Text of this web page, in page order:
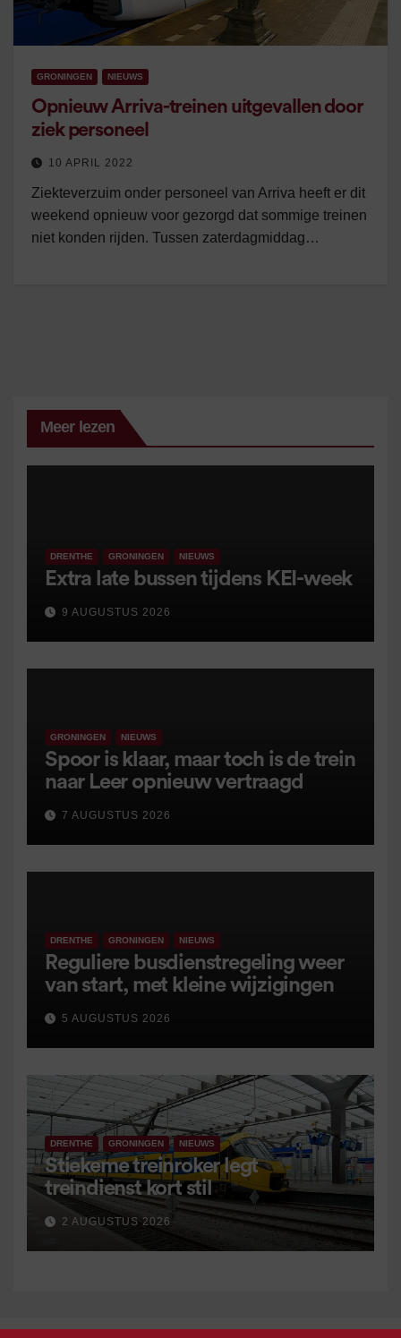
GRONINGEN NIEUWS
Opnieuw Arriva-treinen uitgevallen door
ziek personeel
10 APRIL 2022
Ziekteverzuim onder personeel van Arriva heeft er dit
weekend opnieuw voor gezorgd dat sommige treinen
niet konden rijden. Tussen zaterdagmiddag…
Meer lezen
DRENTHE GRONINGEN NIEUWS
Extra late bussen tijdens KEI-week
9 AUGUSTUS 2026
GRONINGEN NIEUWS
Spoor is klaar, maar toch is de trein
naar Leer opnieuw vertraagd
7 AUGUSTUS 2026
DRENTHE GRONINGEN NIEUWS
Reguliere busdienstregeling weer
van start, met kleine wijzigingen
5 AUGUSTUS 2026
DRENTHE GRONINGEN NIEUWS
Stiekeme treinroker legt
treindienst kort stil
2 AUGUSTUS 2026